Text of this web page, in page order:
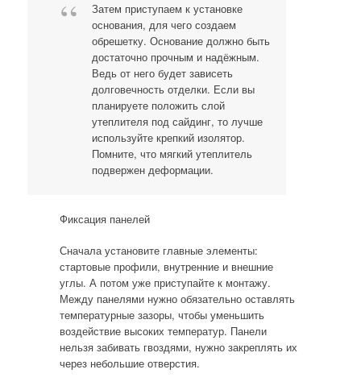
Затем приступаем к установке
основания, для чего создаем
обрешетку. Основание должно быть
достаточно прочным и надёжным.
Ведь от него будет зависеть
долговечность отделки. Если вы
планируете положить слой
утеплителя под сайдинг, то лучше
используйте крепкий изолятор.
Помните, что мягкий утеплитель
подвержен деформации.
Фиксация панелей
Сначала установите главные элементы:
стартовые профили, внутренние и внешние
углы. А потом уже приступайте к монтажу.
Между панелями нужно обязательно оставлять
температурные зазоры, чтобы уменьшить
воздействие высоких температур. Панели
нельзя забивать гвоздями, нужно закреплять их
через небольшие отверстия.